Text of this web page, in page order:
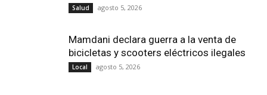
Salud agosto 5, 2026
Mamdani declara guerra a la venta de
bicicletas y scooters eléctricos ilegales
Local agosto 5, 2026